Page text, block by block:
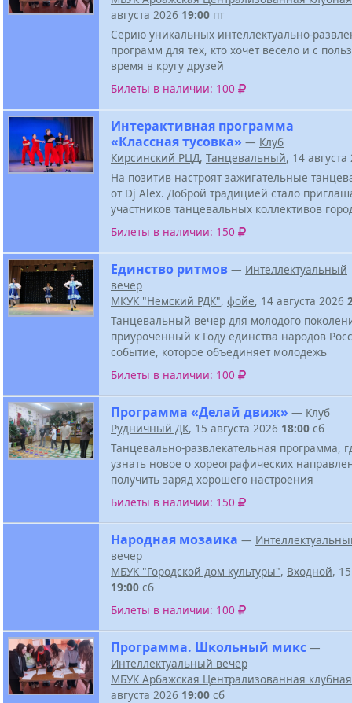
августа 2026 19:00 пт
Серию уникальных интеллектуально-
программ для тех, кто хочет весело и с
время в кругу друзей
Билеты в наличии: 100
Интерактивная программа
«Классная тусовка» — Клуб
Кирсинский РЦД, Танцевальный, 14
На позитив настроят зажигательные
от Dj Alex. Доброй традицией стало
участников танцевальных коллективов
Билеты в наличии: 150
Единство ритмов — Интеллектуальный
вечер
МКУК "Немский РДК", фойе, 14 августа 2026
Танцевальный вечер для молодого
приуроченный к Году единства народов
событие, которое объединяет молодежь
Билеты в наличии: 100
Программа «Делай движ» — Клуб
Рудничный ДК, 15 августа 2026 18:00 сб
Танцевально-развлекательная программа,
узнать новое о хореографических
получить заряд хорошего настроения
Билеты в наличии: 150
Народная мозаика —
вечер
МБУК "Городской дом культуры", Входной,
19:00 сб
Билеты в наличии: 100
Программа. Школьный микс —
Интеллектуальный вечер
МБУК Арбажская Централизованная
августа 2026 19:00 сб